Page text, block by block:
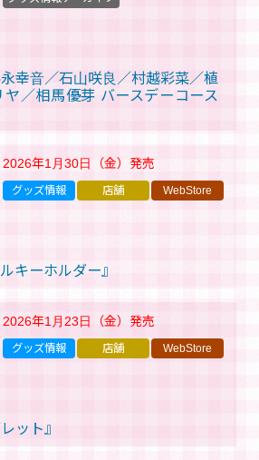
永幸音／石山咲良／村越彩菜／植
／相馬優芽 バースデーコース
2026年1月30日（金） 発売
キーホルダー』
グッズ情報 店舗 WebStore
2026年1月23日（金） 発売
ット』
グッズ情報 店舗 WebStore